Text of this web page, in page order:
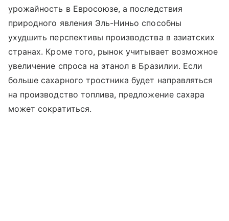
урожайность в Евросоюзе, а последствия
природного явления Эль-Ниньо способны
ухудшить перспективы производства в азиатских
странах. Кроме того, рынок учитывает возможное
увеличение спроса на этанол в Бразилии. Если
больше сахарного тростника будет направляться
на производство топлива, предложение сахара
может сократиться.